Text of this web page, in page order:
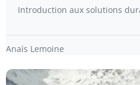
Introduction aux solutions
Anaïs Lemoine